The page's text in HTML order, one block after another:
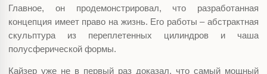
Главное, он продемонстрировал, что разработанная
концепция имеет право на жизнь. Его работы – абстрактная
скульптура из переплетенных цилиндров и чаша
полусферической формы.
Кайзер уже не в первый раз доказал, что самый мощный